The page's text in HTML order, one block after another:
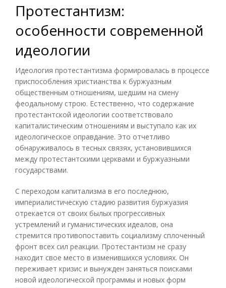
Протестантизм:
особенности современной
идеологии
Идеология протестантизма формировалась в процессе
приспособления христианства к буржуазным
общественным отношениям, шедшим на смену
феодальному строю. Естественно, что содержание
протестантской идеологии соответствовало
капиталистическим отношениям и выступало как их
идеологическое оправдание. Это отчетливо
обнаруживалось в тесных связях, установившихся
между протестантскими церквами и буржуазными
государствами.
С переходом капитализма в его последнюю,
империалистическую стадию развития буржуазия
отрекается от своих былых прогрессивных
устремлений и гуманистических идеалов, она
стремится противопоставить социализму сплоченный
фронт всех сил реакции. Протестантизм не сразу
находит свое место в изменившихся условиях. Он
переживает кризис и вынужден заняться поисками
новой идеологической программы и новых форм